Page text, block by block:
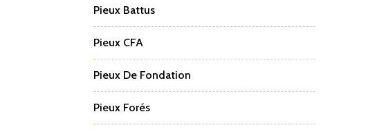
Pieux Battus
Pieux CFA
Pieux De Fondation
Pieux Forés